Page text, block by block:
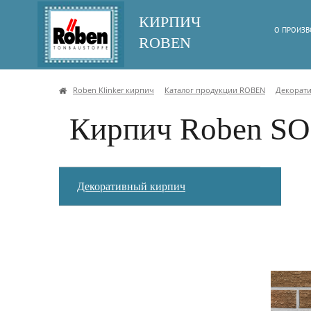
КИРПИЧ
ROBEN
О
Roben Klinker кирпич Каталог продукции ROBEN
Кирпич Roben
Декоративный кирпич